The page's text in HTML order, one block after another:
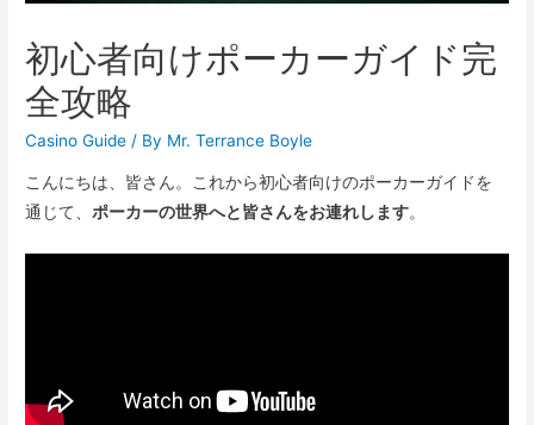
初心者向けポーカーガイド完
全攻略
Casino Guide / By Mr. Terrance Boyle
こんにちは、皆さん。これから初心者向けのポーカーガイドを
通じて、ポーカーの世界へと皆さんをお連れします。